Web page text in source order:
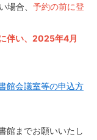
場合、 予約の前に登
伴い、2025年4月
館会議室等の申込方
館までお願いいたし